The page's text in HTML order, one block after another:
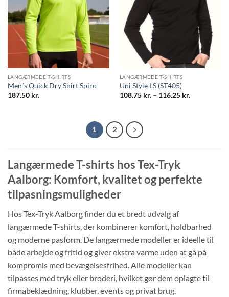
LANGÆRMEDE T-SHIRTS
Men´s Quick Dry Shirt Spiro
187.50 kr.
LANGÆRMEDE T-SHIRTS
Uni Style LS (ST405)
108.75 kr. – 116.25 kr.
1 2
Langærmede T-shirts hos Tex-Tryk
Aalborg: Komfort, kvalitet og perfekte
tilpasningsmuligheder
Hos Tex-Tryk Aalborg finder du et bredt udvalg af
langærmede T-shirts, der kombinerer komfort, holdbarhed
og moderne pasform. De langærmede modeller er ideelle til
både arbejde og fritid og giver ekstra varme uden at gå på
kompromis med bevægelsesfrihed. Alle modeller kan
tilpasses med tryk eller broderi, hvilket gør dem oplagte til
firmabeklædning, klubber, events og privat brug.